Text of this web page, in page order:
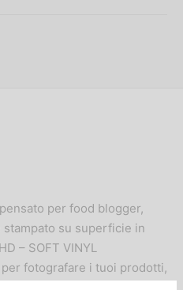
per food blogger,
su superficie in
– SOFT VINYL
fotografare i tuoi prodotti,